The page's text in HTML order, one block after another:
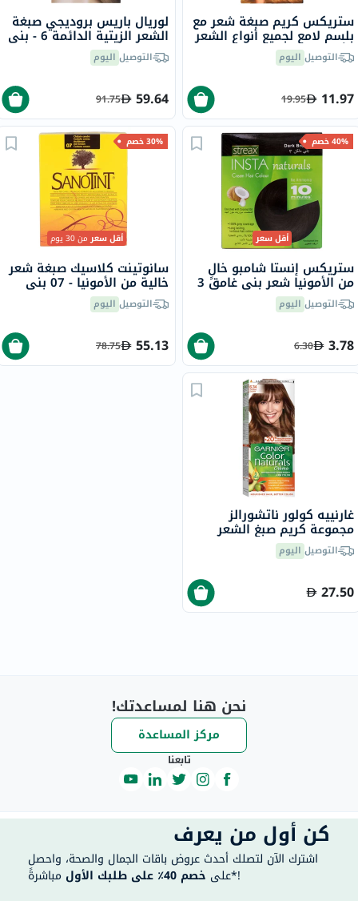
ستريكس كريم صبغة شعر مع
بلسم لامع لجميع أنواع الشعر
- أشقر ذهبي 7.3
التوصيل اليوم
11.97
19.95
لوريال باريس بروديجي صبغة
الشعر الزيتية الدائمة 6 - بني
بلوطالتوصيل اليوم
59.64
91.75
40% خصم
أقل سعر
ستريكس إنستا شامبو خالٍ
من الأمونيا شعر بني غامق 3
التوصيل اليوم
3.78
6.30
30% خصم
أقل سعرمن 30 يوم
سانوتينت كلاسيك صبغة شعر
خالية من الأمونيا - 07 بني
رمادي 125 مل
التوصيل اليوم
55.13
78.75
غارنييه كولور ناتشورالز
مجموعة كريم صبغ الشعر
6.34 - بني شوكولاتهالتوصيل اليوم
27.50
نحن هنا لمساعدتك!
مركز المساعدة
تابعنا
كن أول من يعرف
اشترك الآن لتصلك أحدث عروض باقات الجمال والصحة، واحصل
على خصم 40٪ على طلبك الأول مباشرةً*!